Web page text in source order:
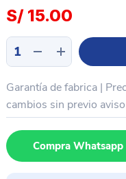
S/ 15.00
Sujetador
de
universal
PCB
pequeño
PROTOOLS
TE01
cantidad
Garantía de fabrica |
cambios sin previo aviso
Compra Whatsapp